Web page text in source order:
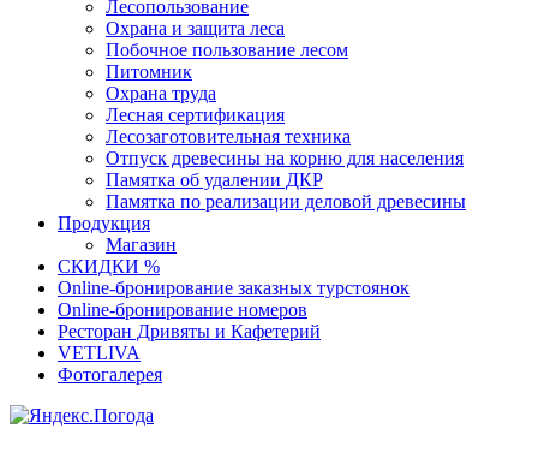
Лесопользование
Охрана и защита леса
Побочное пользование лесом
Питомник
Охрана труда
Лесная сертификация
Лесозаготовительная техника
Отпуск древесины на корню для населения
Памятка об удалении ДКР
Памятка по реализации деловой древесины
Продукция
Магазин
СКИДКИ %
Оnline-бронирование заказных турстоянок
Оnline-бронирование номеров
Ресторан Дривяты и Кафетерий
VETLIVA
Фотогалерея